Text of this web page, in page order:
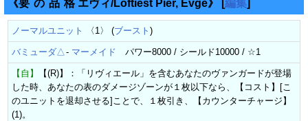
《要の品格エヴィ/Loftiest Pier, Evge》 [編集]
ノーマルユニット 〈1〉 (ブースト )
バミューダ△- マーメイド パワー8000 / シールド10000 / ☆1
【自】
【(R)】：「リヴィエール」を含むあなたのヴァンガードが登場
した時、あなたの表のダメージゾーンが１枚以下なら、【コスト】[こ
のユニットを退却させる]ことで、１枚引き、【カウンターチャージ】
(1)。